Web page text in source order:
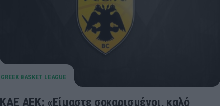
ΚΑΕ ΑΕΚ: «Είμαστε σοκαρισμένοι, καλό